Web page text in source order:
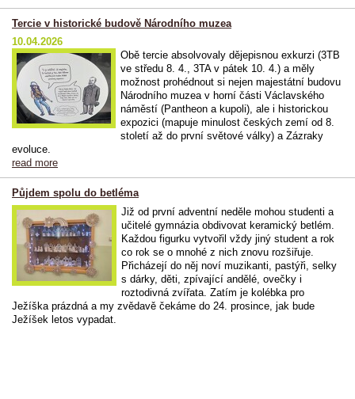
Tercie v historické budově Národního muzea
10.04.2026
Obě tercie absolvovaly dějepisnou exkurzi (3TB
ve středu 8. 4., 3TA v pátek 10. 4.) a měly
možnost prohédnout si nejen majestátní budovu
Národního muzea v horní části Václavského
náměstí (Pantheon a kupoli), ale i historickou
expozici (mapujeminulost českých zemí od 8.
století až do první světové války) a Zázraky
evoluce.
read more
Půjdem spolu do betléma
Již od první adventní neděle mohou studenti a
učitelé gymnázia obdivovat keramický betlém.
Každou figurku vytvořil vždy jiný student a rok
co rok se o mnohé z nich znovu rozšiřuje.
Přicházejí do něj noví muzikanti, pastýři, selky
s dárky, děti, zpívající andělé, ovečky i
roztodivná zvířata. Zatím je kolébka pro
Ježíška prázdná a my zvědavě čekáme do 24. prosince, jak bude
Ježíšek letos vypadat.